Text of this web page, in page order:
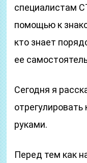
специалистам
помощью к
кто знает
ее
Сегодня я
руками.
Перед тем как